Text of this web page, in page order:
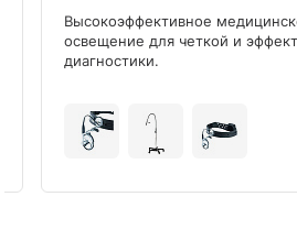
Высокоэффективное
освещение для четкой и
диагностики.